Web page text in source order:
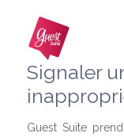
Signaler
Guest Suite